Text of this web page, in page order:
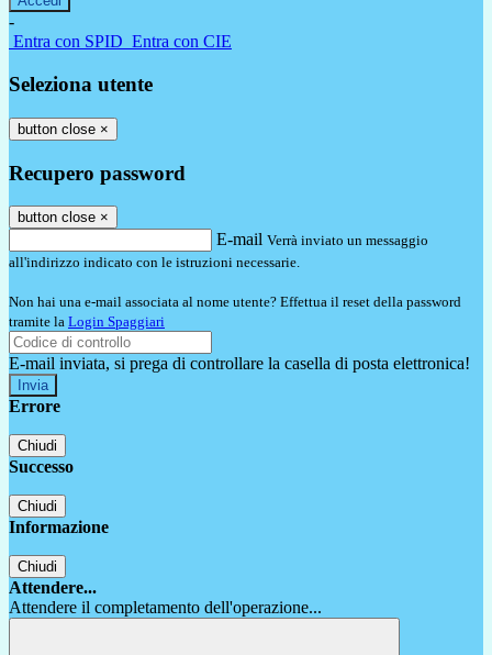
-
Entra con SPID Entra con CIE
Seleziona utente
button close ×
Recupero password
button close ×
E-mail Verrà inviato un messaggio
all'indirizzo indicato con le istruzioni necessarie.
Non hai una e-mail associata al nome utente? Effettua il reset della password
tramite la Login Spaggiari
E-mail inviata, si prega di controllare la casella di posta elettronica!
Errore
Chiudi
Successo
Chiudi
Informazione
Chiudi
Attendere...
Attendere il completamento dell'operazione...